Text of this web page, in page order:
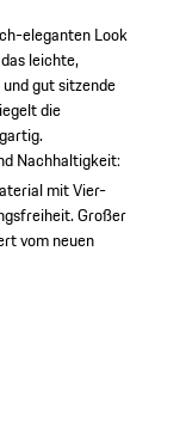
eleganten Look
leichte,
gut sitzende
die
Nachhaltigkeit:
mit Vier-
Großer
vom neuen